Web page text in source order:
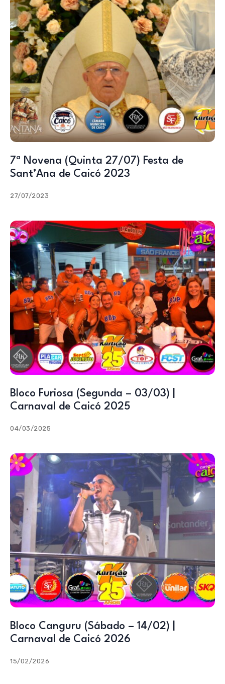
7ª Novena (Quinta 27/07) Festa de
Sant’Ana de Caicó 2023
27/07/2023
Bloco Furiosa (Segunda – 03/03) |
Carnaval de Caicó 2025
04/03/2025
Bloco Canguru (Sábado – 14/02) |
Carnaval de Caicó 2026
15/02/2026